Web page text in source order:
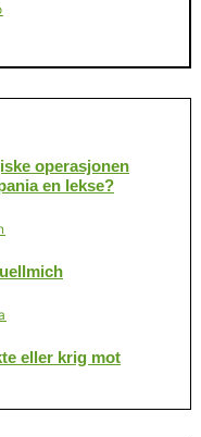
operasjonen
en lekse?
eller krig mot